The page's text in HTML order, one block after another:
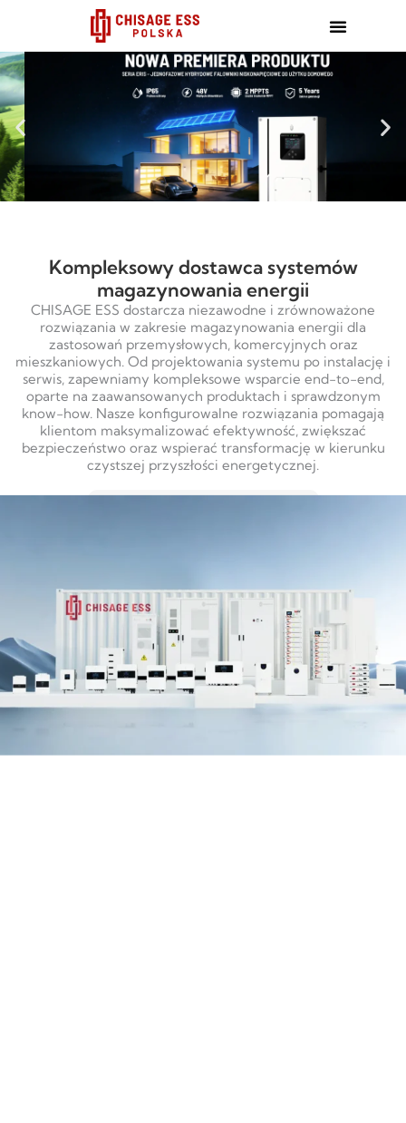
容
Kompleksowy dostawca systemów
magazynowania energii
CHISAGE ESS dostarcza niezawodne i zrównoważone
rozwiązania w zakresie magazynowania energii dla
zastosowań przemysłowych, komercyjnych oraz
mieszkaniowych. Od projektowania systemu po instalację i
serwis, zapewniamy kompleksowe wsparcie end-to-end,
oparte na zaawansowanych produktach i sprawdzonym
know-how. Nasze konfigurowalne rozwiązania pomagają
klientom maksymalizować efektywność, zwiększać
bezpieczeństwo oraz wspierać transformację w kierunku
czystszej przyszłości energetycznej.